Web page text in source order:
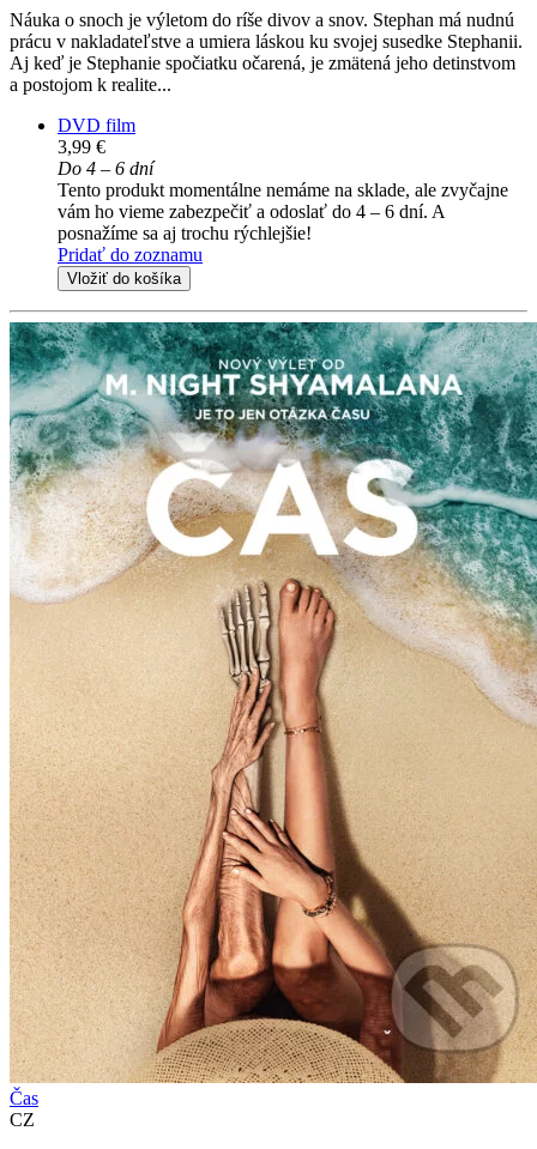
Náuka o snoch je výletom do ríše divov a snov. Stephan má nudnú
prácu v nakladateľstve a umiera láskou ku svojej susedke Stephanii.
Aj keď je Stephanie spočiatku očarená, je zmätená jeho detinstvom
a postojom k realite...
DVD film
3,99 €
Do 4 – 6 dní
Tento produkt momentálne nemáme na sklade, ale zvyčajne
vám ho vieme zabezpečiť a odoslať do 4 – 6 dní. A
posnažíme sa aj trochu rýchlejšie!
Pridať do zoznamu
Vložiť do košíka
Čas
CZ